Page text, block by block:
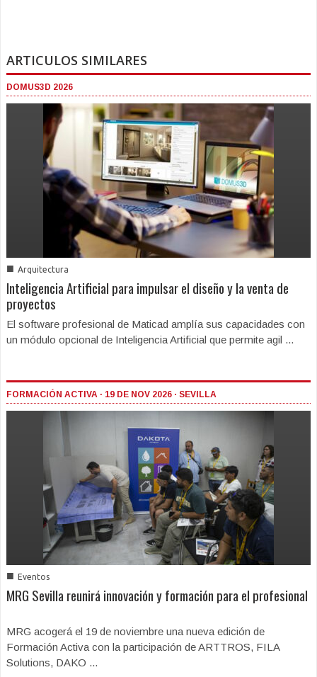
ARTICULOS SIMILARES
DOMUS3D 2026
■ Arquitectura
Inteligencia Artificial para impulsar el diseño y la venta de
proyectos
El software profesional de Maticad amplía sus capacidades con
un módulo opcional de Inteligencia Artificial que permite agil ...
FORMACIÓN ACTIVA · 19 DE NOV 2026 · SEVILLA
■ Eventos
MRG Sevilla reunirá innovación y formación para el profesional
MRG acogerá el 19 de noviembre una nueva edición de
Formación Activa con la participación de ARTTROS, FILA
Solutions, DAKO ...